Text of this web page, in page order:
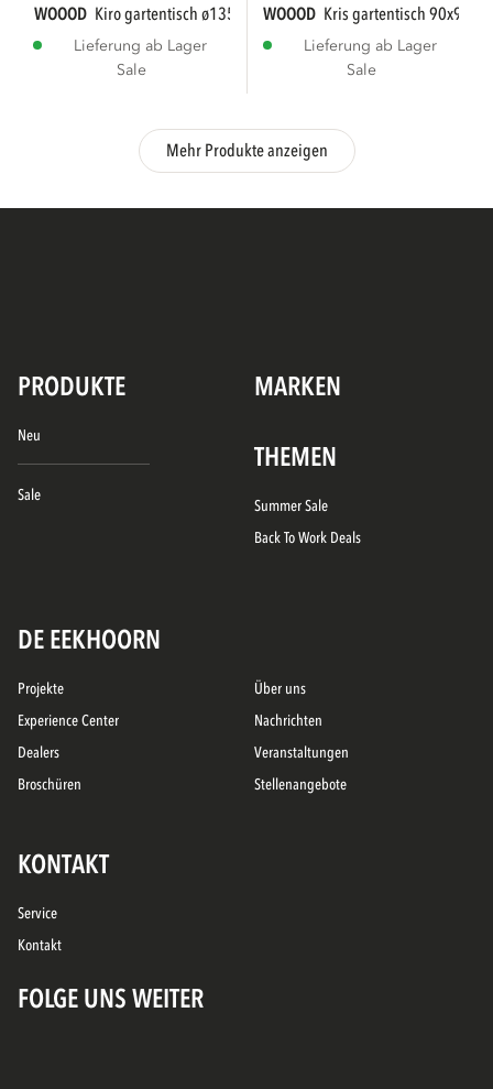
WOOOD kiro gartentisch ø135 cm akazienholz...
Lieferung ab Lager
Sale
WOOOD kris gartentisch 90x90
Lieferung ab Lager
Sale
Mehr Produkte anzeigen
PRODUKTE MARKEN
Neu
Sale
THEMEN
Summer Sale
Back To Work Deals
DE EEKHOORN
Projekte
Experience Center
Dealers
Broschüren
Über uns
Nachrichten
Veranstaltungen
Stellenangebote
KONTAKT
Service
Kontakt
FOLGE UNS WEITER